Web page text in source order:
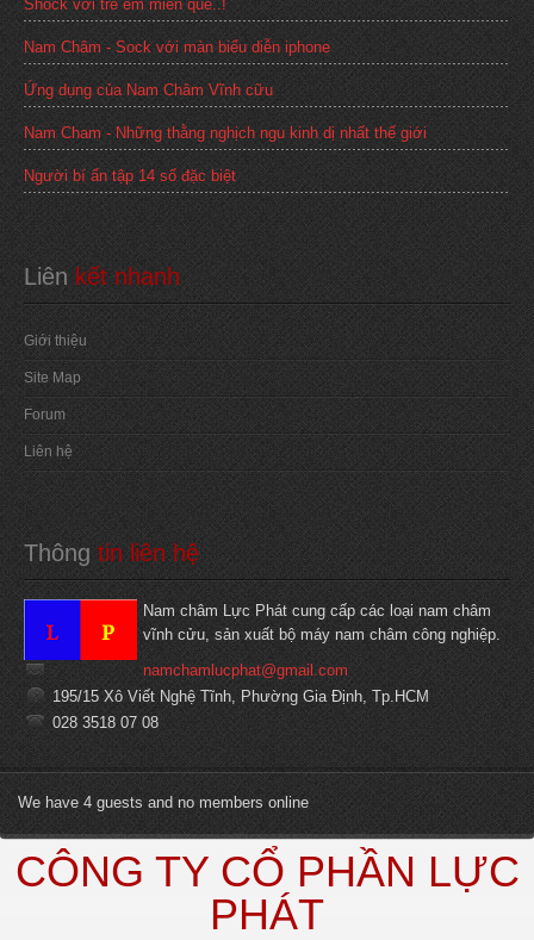
Shock với trẻ em miền quê..!
Nam Châm - Sock với màn biểu diễn iphone
Ứng dụng của Nam Châm Vĩnh cữu
Nam Cham - Những thằng nghịch ngu kinh dị nhất thế giới
Người bí ẩn tập 14 số đặc biệt
Liên kết nhanh
Giới thiệu
Site Map
Forum
Liên hệ
Thông tin liên hệ
Nam châm Lực Phát cung cấp các loại nam châm
vĩnh cửu, sản xuất bộ máy nam châm công nghiệp.
namchamlucphat@gmail.com
195/15 Xô Viết Nghệ Tĩnh, Phường Gia Định, Tp.HCM
028 3518 07 08
We have 4 guests and no members online
CÔNG TY CỔ PHẦN LỰC
PHÁT